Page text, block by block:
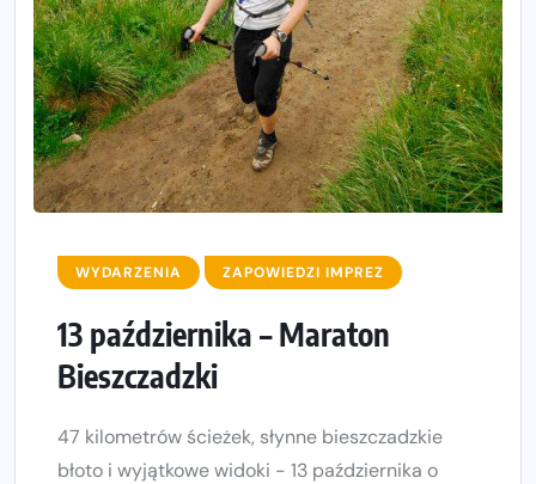
WYDARZENIA ZAPOWIEDZI IMPREZ
13 października – Maraton
Bieszczadzki
47 kilometrów ścieżek, słynne bieszczadzkie
błoto i wyjątkowe widoki - 13 października o